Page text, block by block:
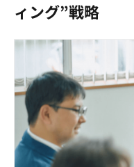
ィング”戦略